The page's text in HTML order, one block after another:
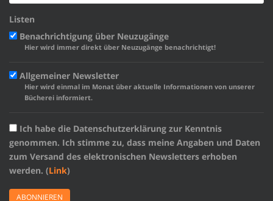
Listen
Benachrichtigung über Neuzugänge
Hier wird immer direkt über Neuzugänge benachrichtigt!
Allgemeiner Newsletter
Hier wird einmal im Monat über aktuelle Informationen von unserer
Bücherei informiert.
Ich habe die Datenschutzerklärung zur Kenntnis
genommen. Ich stimme zu, dass meine Angaben und Daten
zum Versand des elektronischen Newsletters erhoben
werden. (Link)